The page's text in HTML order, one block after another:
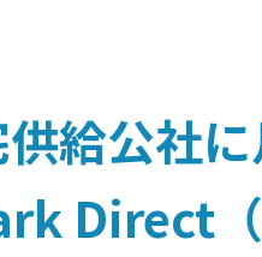
給公社
Direct